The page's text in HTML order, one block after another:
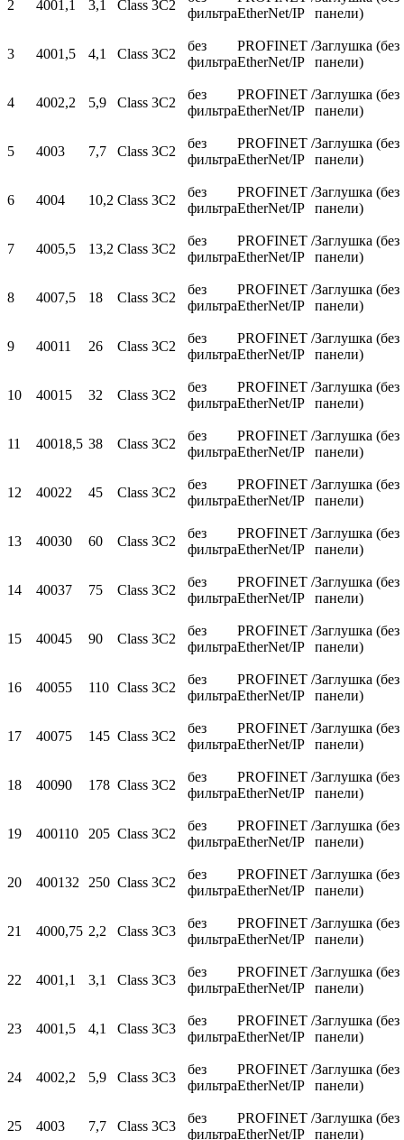
2 4001,1 3,1 Class 3C2
фильтраEtherNet/IP
панели)
3 4001,5 4,1 Class 3C2
без
фильтра
PROFINET /
EtherNet/IP
Заглушка (без
панели)
4 4002,2 5,9 Class 3C2
без
фильтра
PROFINET /
EtherNet/IP
Заглушка (без
панели)
5 4003 7,7 Class 3C2
без
фильтра
PROFINET /
EtherNet/IP
Заглушка (без
панели)
6 4004 10,2 Class 3C2
без
фильтра
PROFINET /
EtherNet/IP
Заглушка (без
панели)
7 4005,5 13,2 Class 3C2
без
фильтра
PROFINET /
EtherNet/IP
Заглушка (без
панели)
8 4007,5 18 Class 3C2
без
фильтра
PROFINET /
EtherNet/IP
Заглушка (без
панели)
9 40011 26 Class 3C2
без
фильтра
PROFINET /
EtherNet/IP
Заглушка (без
панели)
10 40015 32 Class 3C2
без
фильтра
PROFINET /
EtherNet/IP
Заглушка (без
панели)
11 40018,5 38 Class 3C2
без
фильтра
PROFINET /
EtherNet/IP
Заглушка (без
панели)
12 40022 45 Class 3C2
без
фильтра
PROFINET /
EtherNet/IP
Заглушка (без
панели)
13 40030 60 Class 3C2
без
фильтра
PROFINET /
EtherNet/IP
Заглушка (без
панели)
14 40037 75 Class 3C2
без
фильтра
PROFINET /
EtherNet/IP
Заглушка (без
панели)
15 40045 90 Class 3C2
без
фильтра
PROFINET /
EtherNet/IP
Заглушка (без
панели)
16 40055 110 Class 3C2
без
фильтра
PROFINET /
EtherNet/IP
Заглушка (без
панели)
17 40075 145 Class 3C2
без
фильтра
PROFINET /
EtherNet/IP
Заглушка (без
панели)
18 40090 178 Class 3C2
без
фильтра
PROFINET /
EtherNet/IP
Заглушка (без
панели)
19 400110 205 Class 3C2
без
фильтра
PROFINET /
EtherNet/IP
Заглушка (без
панели)
20 400132 250 Class 3C2
без
фильтра
PROFINET /
EtherNet/IP
Заглушка (без
панели)
21 4000,75 2,2 Class 3C3
без
фильтра
PROFINET /
EtherNet/IP
Заглушка (без
панели)
22 4001,1 3,1 Class 3C3
без
фильтра
PROFINET /
EtherNet/IP
Заглушка (без
панели)
23 4001,5 4,1 Class 3C3
без
фильтра
PROFINET /
EtherNet/IP
Заглушка (без
панели)
24 4002,2 5,9 Class 3C3
без
фильтра
PROFINET /
EtherNet/IP
Заглушка (без
панели)
25 4003 7,7 Class 3C3
без
фильтра
PROFINET /
EtherNet/IP
Заглушка (без
панели)